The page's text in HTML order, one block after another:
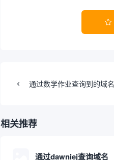

通过数学作业查询到的域
相关推荐
通过dawniej查询域名